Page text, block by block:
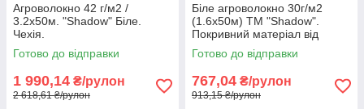
Агроволокно 42 г/м2 /
3.2х50м. "Shadow" Біле.
Чехія.
Готово до відправки
1 990,14 ₴/рулон
2 618,61 ₴/рулон
Біле агроволокно 30г/м2
(1.6х50м) ТМ "Shadow".
Покривний матеріал від
заморозків.
Готово до відправки
767,04 ₴/рулон
913,15 ₴/рулон